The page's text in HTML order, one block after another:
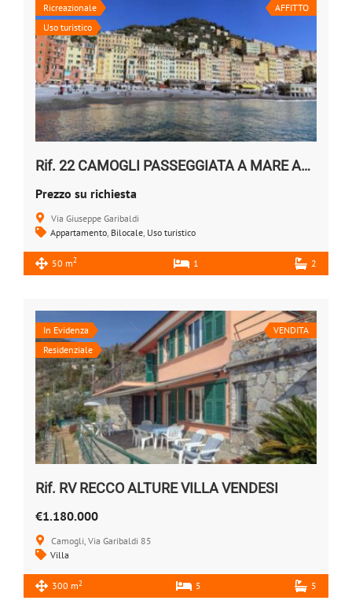
Ricreazionale
Uso turistico
AFFITTO
Rif. 22 CAMOGLI PASSEGGIATA A MARE AFFITTO BILOCALE
Prezzo su richiesta
Via Giuseppe Garibaldi
Appartamento Bilocale Uso turistico
50 m2 1 2
In Evidenza
Residenziale
VENDITA
Rif. RV RECCO ALTURE VILLA VENDESI
€1.180.000
Camogli, Via Garibaldi 85
Villa
300 m2 5 5